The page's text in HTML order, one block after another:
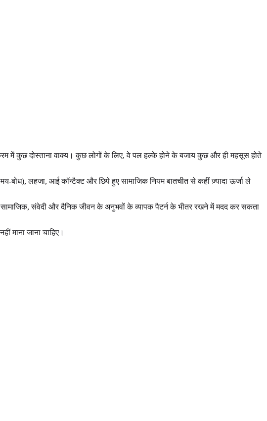
में कुछ दोस्ताना वाक्य। कुछ लोगों के लिए, वे पल हल्के होने के बजाय कुछ और ही महसूस होते
लहजा, आई कॉन्टैक्ट और छिपे हुए सामाजिक नियम बातचीत से कहीं ज़्यादा ऊर्जा ले
संवेदी और दैनिक जीवन के अनुभवों के व्यापक पैटर्न के भीतर रखने में मदद कर सकता
माना जाना चाहिए।